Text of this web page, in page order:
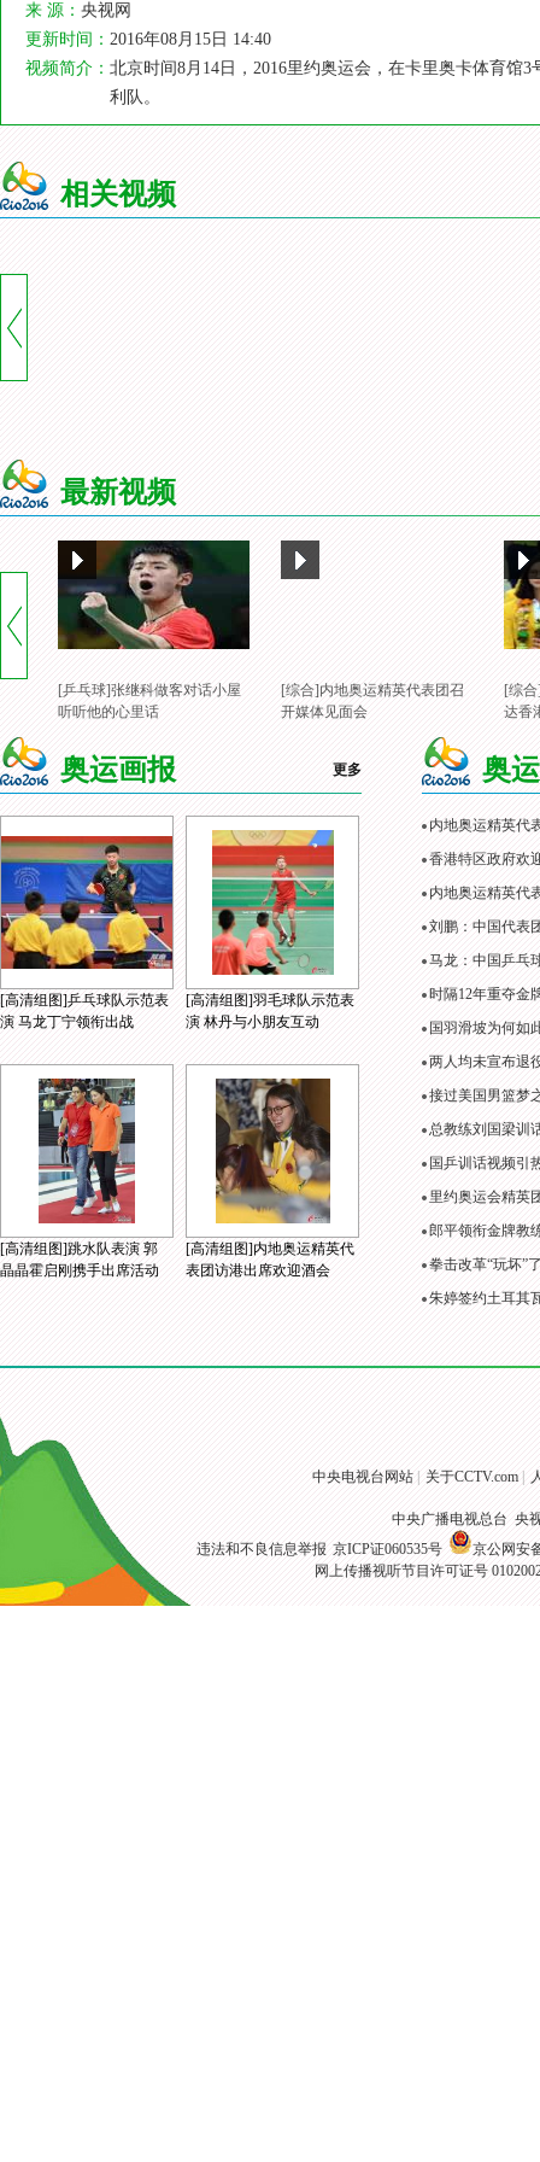
来 源： 央视网
更新时间： 2016年08月15日 14:40
视频简介： 北京时间8月14日，2016里约奥运会，在卡里奥卡体育馆
利队。
相关视频
最新视频
[乒乓球]张继科做客对话小屋
听听他的心里话
[综合]内地奥运精英代表团召
开媒体见面会
[综
达香
奥运画报 更多
[高清组图]乒乓球队示范表
演 马龙丁宁领衔出战
[高清组图]羽毛球队示范表
演 林丹与小朋友互动
[高清组图]跳水队表演 郭
晶晶霍启刚携手出席活动
[高清组图]内地奥运精英代
表团访港出席欢迎酒会
奥
内地奥运精英代
香港特区政府欢
内地奥运精英代
刘鹏：中国代表
马龙：中国乒乓
时隔12年重夺金
国羽滑坡为何如
两人均未宣布退
接过美国男篮梦
总教练刘国梁训
国乒训话视频引
里约奥运会精英
郎平领衔金牌教
拳击改革“玩坏”
朱婷签约土耳其
中央电视台网站 关于CCTV.com
中央广播电视总台 央
违法和不良信息举报 京ICP证060535号
京公网安
网上传播视听节目许可证号